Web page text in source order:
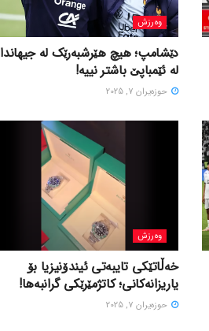
وەرزش
دێشامپ؛ هیچ هێرشبەرێک لە جیهاندا
لە ئێمباپێ باشتر نییە!
حوزه‌یران 7, 2025
وەرزش
خەڵاتێکی تایبەتی ئیندۆنیزیا بۆ
یاریزانەکانی؛ کاتژمێرێکی گرانبەها!
حوزه‌یران 7, 2025